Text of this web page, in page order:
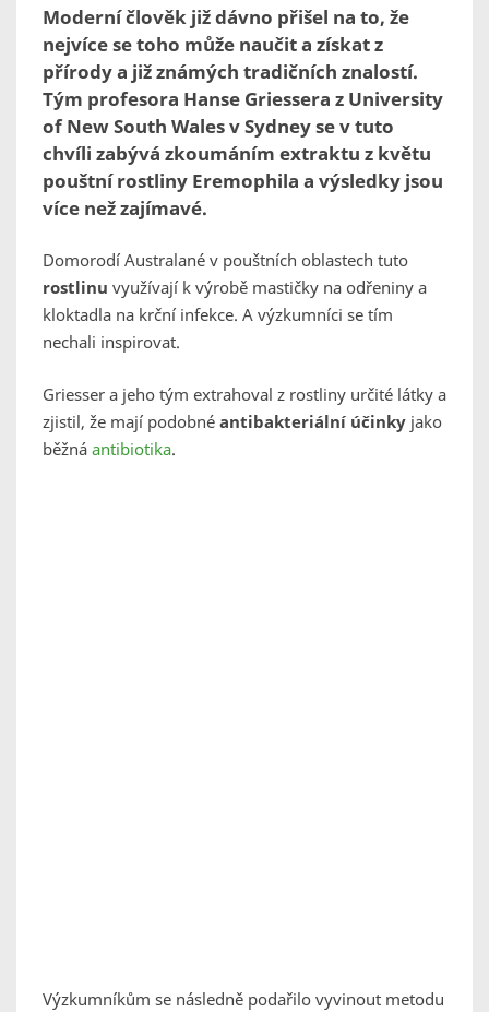
Moderní člověk již dávno přišel na to, že
nejvíce se toho může naučit a získat z
přírody a již známých tradičních znalostí.
Tým profesora Hanse Griessera z University
of New South Wales v Sydney se v tuto
chvíli zabývá zkoumáním extraktu z květu
pouštní rostliny Eremophila a výsledky jsou
více než zajímavé.
Domorodí Australané v pouštních oblastech tuto
rostlinu využívají k výrobě mastičky na odřeniny a
kloktadla na krční infekce. A výzkumníci se tím
nechali inspirovat.
Griesser a jeho tým extrahoval z rostliny určité látky a
zjistil, že mají podobné antibakteriální účinky jako
běžná antibiotika.
Výzkumníkům se následně podařilo vyvinout metodu